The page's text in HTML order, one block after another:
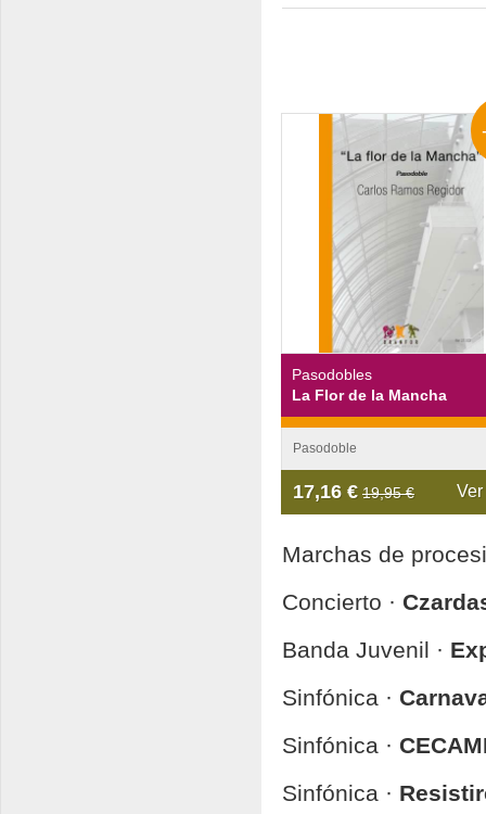
Pasodobles
La Flor de la Mancha
Pasodoble
17,16 € 19,95 € Ver
Marchas de
Concierto ·
Banda Juvenil ·
Sinfónica ·
Sinfónica ·
Sinfónica ·